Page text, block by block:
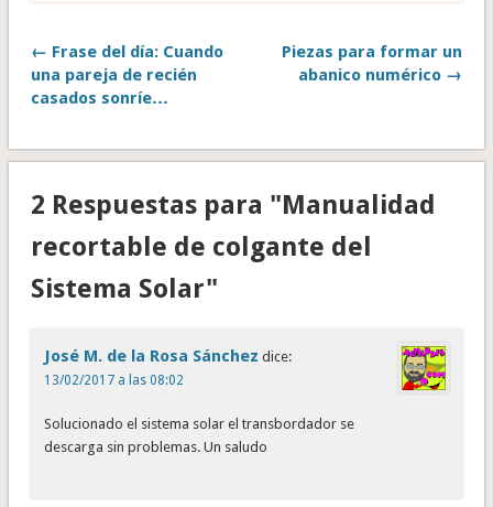
← Frase del día: Cuando
una pareja de recién
casados sonríe…
Piezas para formar un
abanico numérico →
2 Respuestas para "Manualidad
recortable de colgante del
Sistema Solar"
José M. de la Rosa Sánchez dice:
13/02/2017 a las 08:02
Solucionado el sistema solar el transbordador se
descarga sin problemas. Un saludo